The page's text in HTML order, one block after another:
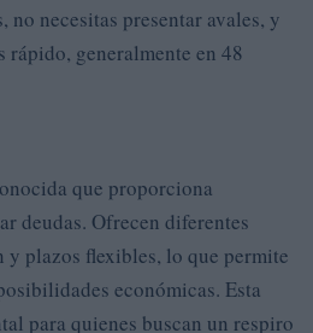
no necesitas presentar avales, y
rápido, generalmente en 48
que proporciona
deudas. Ofrecen diferentes
plazos flexibles, lo que permite
económicas. Esta
para quienes buscan un respiro